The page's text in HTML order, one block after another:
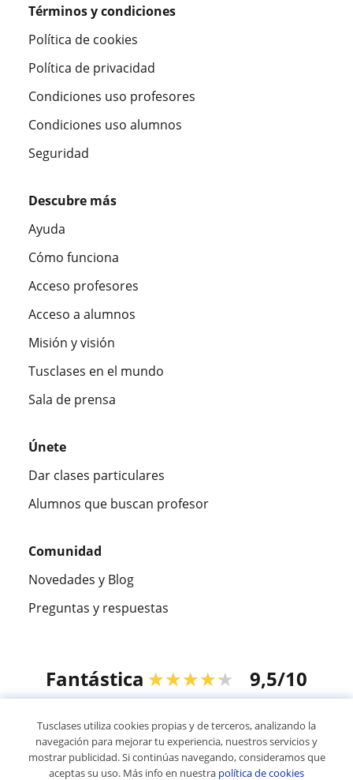
Términos y condiciones
Política de cookies
Política de privacidad
Condiciones uso profesores
Condiciones uso alumnos
Seguridad
Descubre más
Ayuda
Cómo funciona
Acceso profesores
Acceso a alumnos
Misión y visión
Tusclases en el mundo
Sala de prensa
Únete
Dar clases particulares
Alumnos que buscan profesor
Comunidad
Novedades y Blog
Preguntas y respuestas
Fantástica ★★★★★ 9,5/10
© 2007 - 2026 Tusclases.com.uy
Tusclases utiliza cookies propias y de terceros, analizando la
navegación para mejorar tu experiencia, nuestros servicios y
mostrar publicidad. Si continúas navegando, consideramos que
aceptas su uso. Más info en nuestra política de cookies